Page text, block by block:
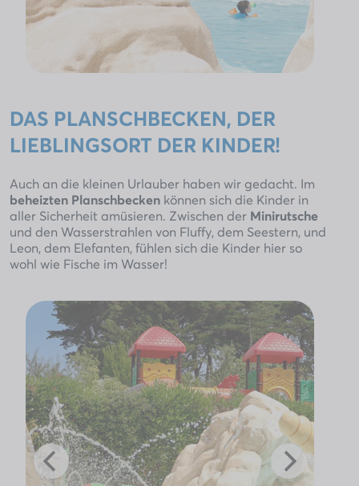
DAS PLANSCHBECKEN, DER
LIEBLINGSORT DER KINDER!
Auch an die kleinen Urlauber haben wir gedacht. Im
beheizten Planschbecken können sich die Kinder in
aller Sicherheit amüsieren. Zwischen der Minirutsche
und den Wasserstrahlen von Fluffy, dem Seestern, und
Leon, dem Elefanten, fühlen sich die Kinder hier so
wohl wie Fische im Wasser!